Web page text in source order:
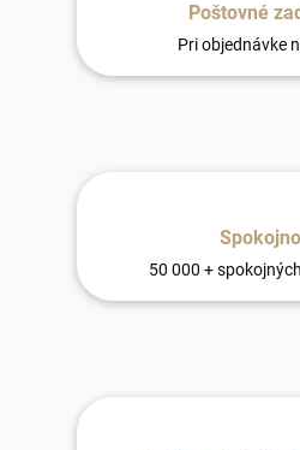
Poštovné
Pri objednávke
50 000 +